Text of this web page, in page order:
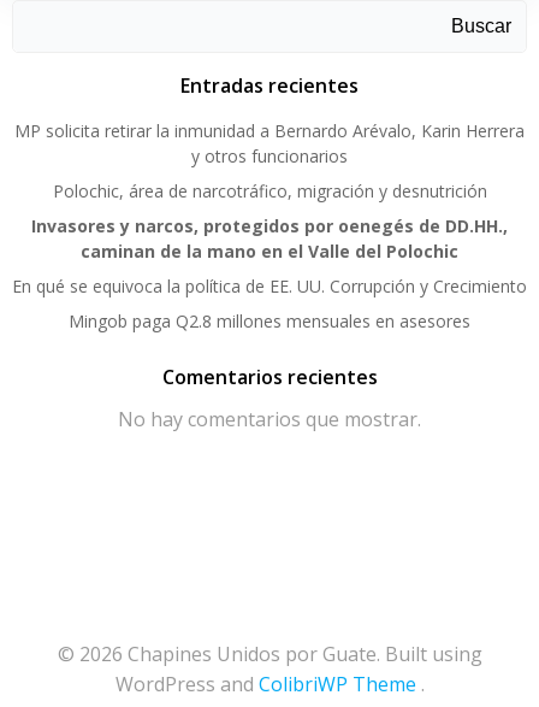
Buscar
Entradas recientes
MP solicita retirar la inmunidad a Bernardo Arévalo, Karin Herrera
y otros funcionarios
Polochic, área de narcotráfico, migración y desnutrición
Invasores y narcos, protegidos por oenegés de DD.HH.,
caminan de la mano en el Valle del Polochic
En qué se equivoca la política de EE. UU. Corrupción y Crecimiento
Mingob paga Q2.8 millones mensuales en asesores
Comentarios recientes
No hay comentarios que mostrar.
© 2026 Chapines Unidos por Guate. Built using
WordPress and ColibriWP Theme .